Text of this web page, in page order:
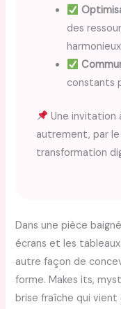
des
harmonieux
constants
Une invitation
autrement, par
transformation
Dans une pièce
écrans et les
autre façon de
forme. Makes its,
brise fraîche qui